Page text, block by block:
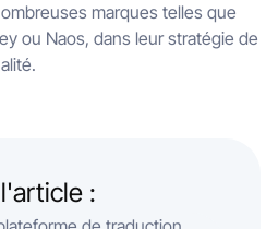
marques telles que
ou Naos, dans leur stratégie de
: